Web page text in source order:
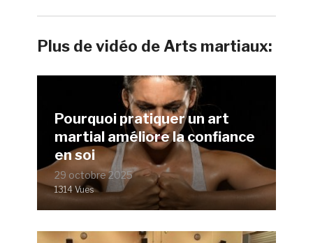
Plus de vidéo de Arts martiaux:
Pourquoi pratiquer un art
martial améliore la confiance
en soi
29 octobre 2025
1314 Vues